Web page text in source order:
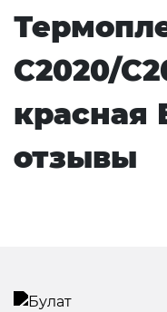
C2020/
красная
отзывы